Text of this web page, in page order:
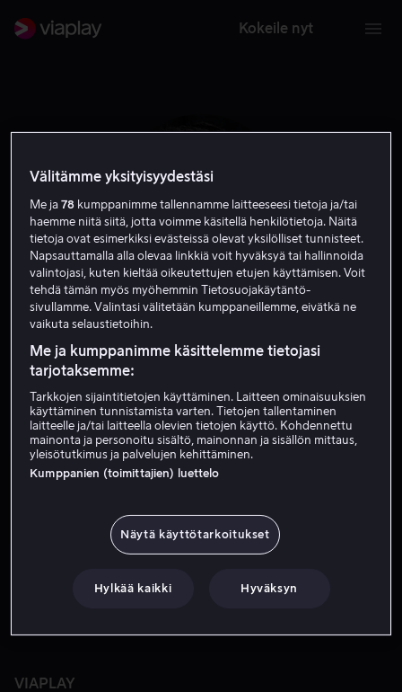
Kokeile nyt
Jason Hall
Ohjaaja
VIAPLAY
Välitämme yksityisyydestäsi
Me ja78 kumppanimme tallennamme laitteeseesi tietoja ja/tai
haemme niitä siitä, jotta voimme käsitellä henkilötietoja. Näitä
tietoja ovat esimerkiksi evästeissä olevat yksilölliset tunnisteet.
Napsauttamalla alla olevaa linkkiä voit hyväksyä tai hallinnoida
valintojasi, kuten kieltää oikeutettujen etujen käyttämisen. Voit
tehdä tämän myös myöhemmin Tietosuojakäytäntö-
sivullamme. Valintasi välitetään kumppaneillemme, eivätkä ne
vaikuta selaustietoihin.
Me ja kumppanimme käsittelemme tietojasi
tarjotaksemme:
Tarkkojen sijaintitietojen käyttäminen. Laitteen ominaisuuksien
käyttäminen tunnistamista varten. Tietojen tallentaminen
laitteelle ja/tai laitteella olevien tietojen käyttö. Kohdennettu
mainonta ja personoitu sisältö, mainonnan ja sisällön mittaus,
yleisötutkimus ja palvelujen kehittäminen.
Kumppanien (toimittajien) luettelo
Näytä käyttötarkoitukset
Hylkää kaikki Hyväksyn